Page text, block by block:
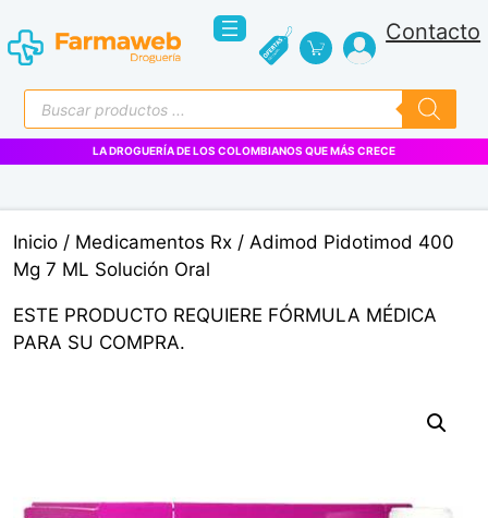
al
contenido
Contacto
Búsqueda
de
productos
LA DROGUERÍA DE LOS COLOMBIANOS QUE MÁS CRECE
Inicio / Medicamentos Rx / Adimod Pidotimod 400
Mg 7 ML Solución Oral
ESTE PRODUCTO REQUIERE FÓRMULA MÉDICA
PARA SU COMPRA.